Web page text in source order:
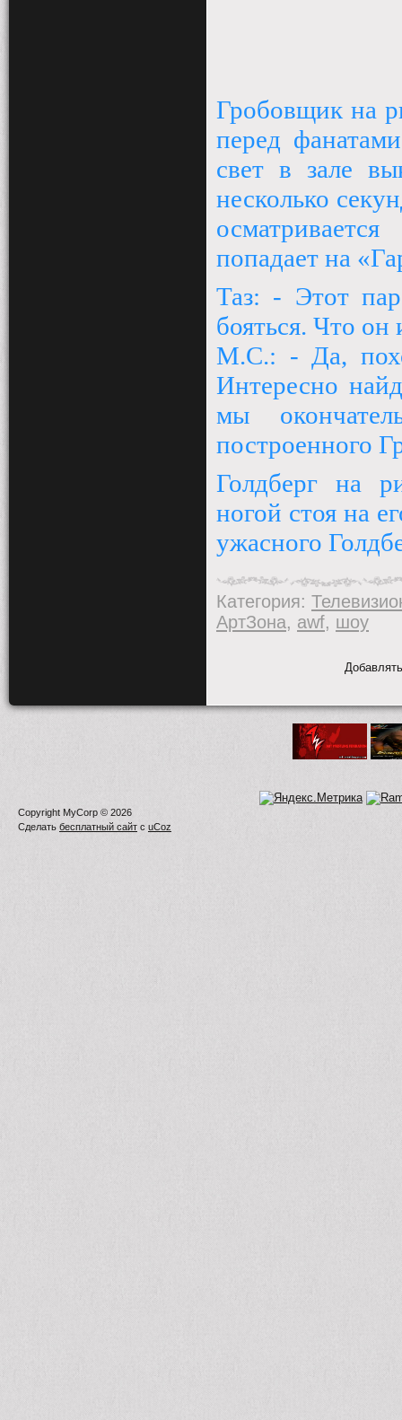
Гробовщик на
перед
свет в зале
несколько
попадает на
Таз: - Этот
бояться. Что
М.С.: - Да,
Интересно
мы
построенного
Голдберг на
ногой стоя на
ужасного
Категория:
АртЗона, awf, шоу
Copyright MyCorp © 2026
Сделать бесплатный сайт с uCoz